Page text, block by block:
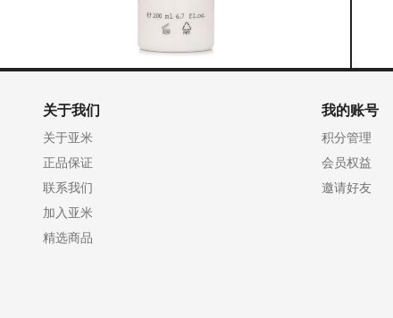
关于我们
关于亚米
正品保证
联系我们
加入亚米
精选商品
我的账号
积分管理
会员权益
邀请好友